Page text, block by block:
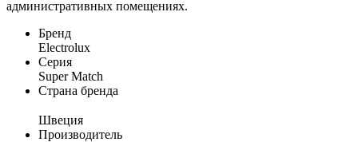
административных помещениях.
Бренд
Electrolux
Серия
Super Match
Страна бренда
Швеция
Производитель